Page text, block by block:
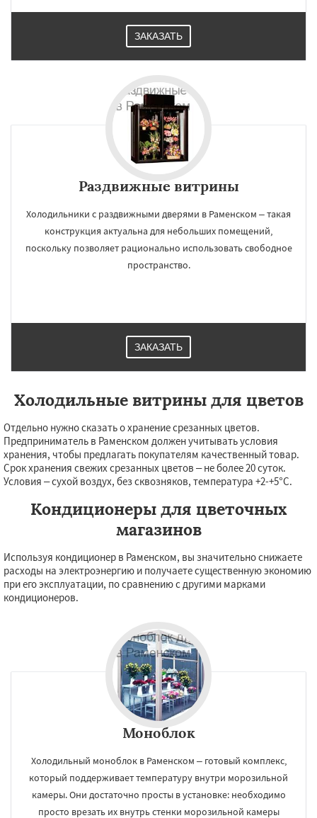
ЗАКАЗАТЬ
Раздвижные витрины
Холодильники с раздвижными дверями в Раменском – такая
конструкция актуальна для небольших помещений,
поскольку позволяет рационально использовать свободное
пространство.
ЗАКАЗАТЬ
Холодильные витрины для цветов
Отдельно нужно сказать о хранение срезанных цветов.
Предприниматель в Раменском должен учитывать условия
хранения, чтобы предлагать покупателям качественный товар.
Срок хранения свежих срезанных цветов – не более 20 суток.
Условия – сухой воздух, без сквозняков, температура +2-+5°С.
Кондиционеры для цветочных
магазинов
Используя кондиционер в Раменском, вы значительно снижаете
расходы на электроэнергию и получаете существенную экономию
при его эксплуатации, по сравнению с другими марками
кондиционеров.
Моноблок
Холодильный моноблок в Раменском – готовый комплекс,
который поддерживает температуру внутри морозильной
камеры. Они достаточно просты в установке: необходимо
просто врезать их внутрь стенки морозильной камеры